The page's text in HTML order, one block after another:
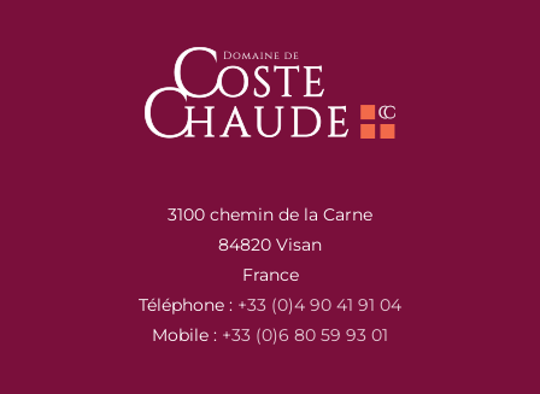
3100 chemin de la Carne
84820 Visan
France
Téléphone : +33 (0)4 90 41 91 04
Mobile : +33 (0)6 80 59 93 01